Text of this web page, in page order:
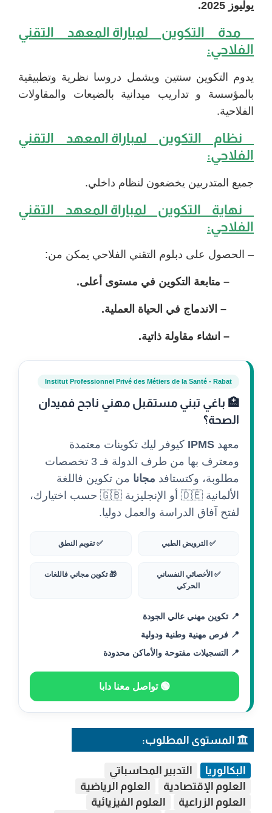
يوليوز 2025.
مدة التكوين لمباراة المعهد التقني
الفلاحي:
يدوم التكوين سنتين ويشمل دروسا نظرية وتطبيقية
بالمؤسسة و تداريب ميدانية بالضيعات والمقاولات
الفلاحية.
نظام التكوين لمباراة المعهد التقني
الفلاحي:
جميع المتدربين يخضعون لنظام داخلي.
نهاية التكوين لمباراة المعهد التقني
الفلاحي:
– الحصول على دبلوم التقني الفلاحي يمكن من:
– متابعة التكوين في مستوى أعلى.
– الاندماج في الحياة العملية.
– انشاء مقاولة ذاتية.
Institut Professionnel Privé des Métiers de la Santé - Rabat
🏥 باغي تبني مستقبل مهني ناجح فميدان
الصحة؟
معهد IPMS كيوفر ليك تكوينات معتمدة
ومعترف بها من طرف الدولة فـ 3 تخصصات
مطلوبة، وكتستافد مجانا من تكوين فاللغة
الألمانية 🇩🇪 أو الإنجليزية 🇬🇧 حسب اختيارك،
لفتح آفاق الدراسة والعمل دوليا.
✅ الترويض الطبي ✅ تقويم النطق
✅ الأخصائي النفساني
الحركي
🎁 تكوين مجاني فاللغات
📍 تكوين مهني عالي الجودة
📍 فرص مهنية وطنية ودولية
📍 التسجيلات مفتوحة والأماكن محدودة
🟢 تواصل معنا دابا
المستوى المطلوب:
البكالوريا
التدبير المحاسباتي
العلوم الإقتصادية
العلوم الرياضية
العلوم الزراعية
العلوم الفيزيائية